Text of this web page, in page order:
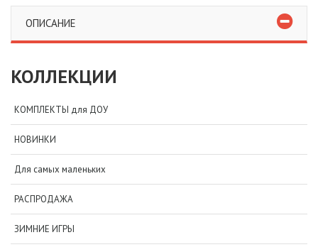
ОПИСАНИЕ
КОЛЛЕКЦИИ
КОМПЛЕКТЫ для ДОУ
НОВИНКИ
Для самых маленьких
РАСПРОДАЖА
ЗИМНИЕ ИГРЫ